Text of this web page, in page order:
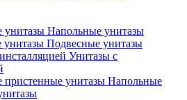
Напольные унитазы
Подвесные унитазы
Унитазы с
Напольные